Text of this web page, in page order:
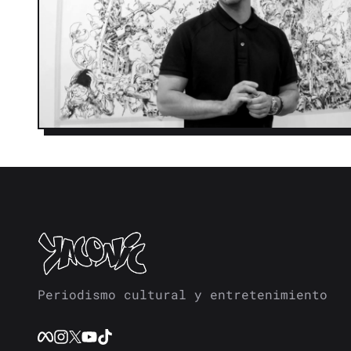
Periodismo cultural y entretenimiento